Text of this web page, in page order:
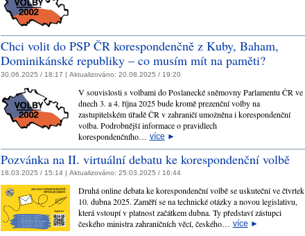
Chci volit do PSP ČR korespondenčně z Kuby, Baham,
Dominikánské republiky – co musím mít na paměti?
30.06.2025 / 18:17 | Aktualizováno: 20.08.2025 / 19:20
V souvislosti s volbami do Poslanecké sněmovny Parlamentu ČR ve
dnech 3. a 4. října 2025 bude kromě prezenční volby na
zastupitelském úřadě ČR v zahraničí umožněna i korespondenční
volba. Podrobnější informace o pravidlech
korespondenčního… více ►
Pozvánka na II. virtuální debatu ke korespondenční volbě
18.03.2025 / 15:14 | Aktualizováno: 25.03.2025 / 16:44
Druhá online debata ke korespondenční volbě se uskuteční ve čtvrtek
10. dubna 2025. Zaměří se na technické otázky a novou legislativu,
která vstoupí v platnost začátkem dubna. Ty představí zástupci
českého ministra zahraničních věcí, českého… více ►